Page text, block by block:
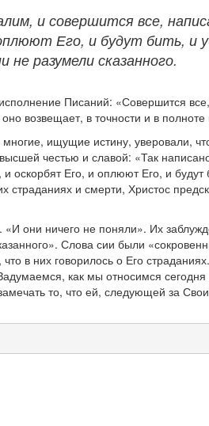
и совершится все,
Его, и будут бить,
разумели сказанного.
Писаний: «Совершится
возвещает, в точности и в полноте
ищущие истину, уверовали,
честью и славой: «Так
Его, и оплюют Его, и будут
и смерти, Христос
они ничего не поняли». Их
Слова сии были
в них говорилось о Его
как мы относимся
то, что ей, следующей за